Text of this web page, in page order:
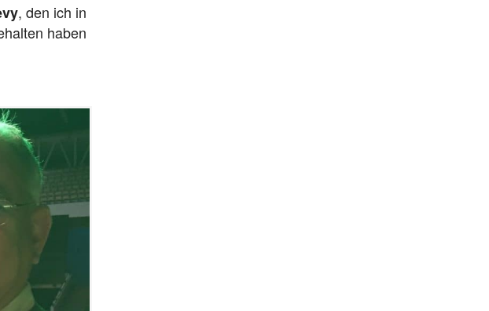
, den ich in
haben